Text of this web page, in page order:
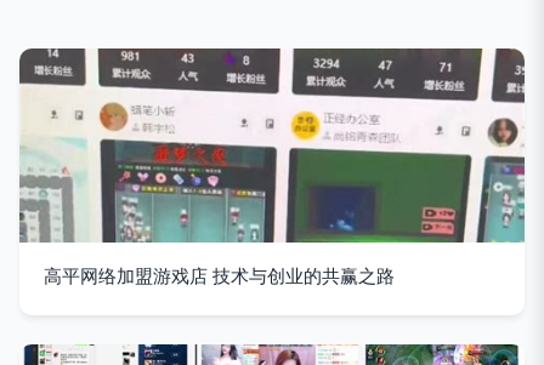
高平网络加盟游戏店 技术与创业的共赢之路